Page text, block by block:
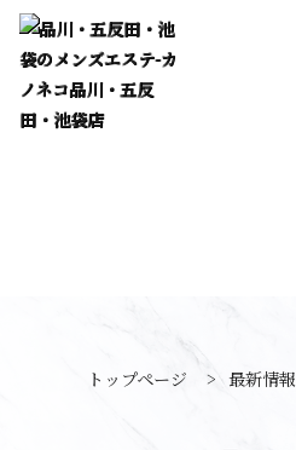
トップページ > 最新情報